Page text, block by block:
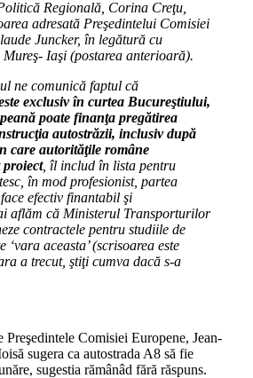
Regională, Corina Creţu,
adresată Preşedintelui Comisiei
Juncker, în legătură cu
Iaşi (postarea anterioară).
ne comunică faptul că
exclusiv în curtea Bucureştiului,
poate finanţa pregătirea
autostrăzii, inclusiv după
care autorităţile române
proiect, îl includ în lista pentru
în mod profesionist, partea
efectiv finantabil şi
aflăm că Ministerul Transporturilor
contractele pentru studiile de
‘vara aceasta’ (scrisoarea este
a trecut, ştiţi cumva dacă s-a
Preşedintele Comisiei Europene, Jean-
sugera ca autostrada A8 să fie
sugestia rămânâd fără răspuns.